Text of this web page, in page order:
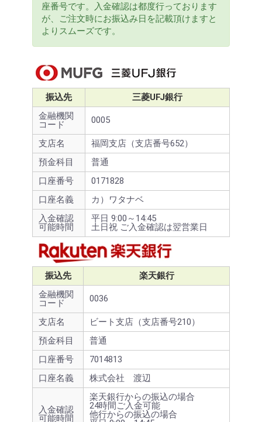
座番号です。入金確認は都度行っております
が、ご注文時にお振込み日を記載頂けますと
よりスムーズです。
振込先
三菱UFJ銀行
金融機関
コード
0005
支店名
福岡支店（支店番号652）
預金科目
普通
口座番号
0171828
口座名義
カ）ワタナベ
入金確認
可能時間
平日 9:00～14:45
土日祝 ご入金確認は翌営業日
振込先
楽天銀行
金融機関
コード
0036
支店名
ビート支店（支店番号210）
預金科目
普通
口座番号
7014813
口座名義
株式会社 渡辺
入金確認
可能時間
楽天銀行からの振込の場合
24時間ご入金可能
他行からの振込の場合